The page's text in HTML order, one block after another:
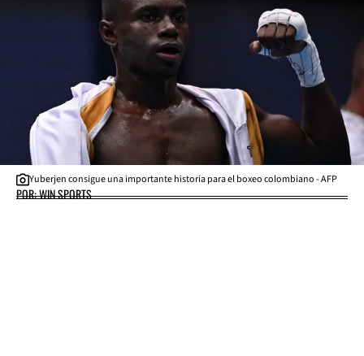
Yuberjen consigue una importante historia para el boxeo colombiano - AFP
POR: WIN SPORTS